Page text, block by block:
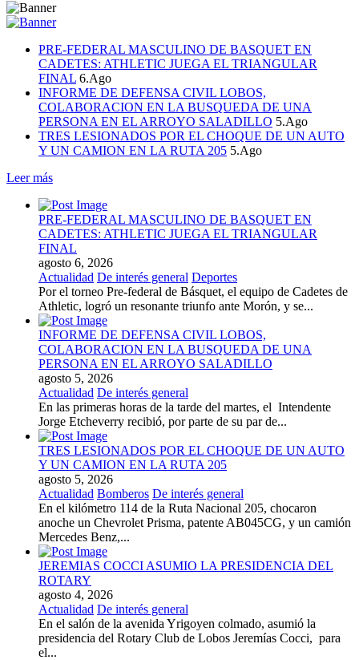
PRE-FEDERAL MASCULINO DE BASQUET EN
CADETES: ATHLETIC JUEGA EL TRIANGULAR
FINAL 6.Ago
INFORME DE DEFENSA CIVIL LOBOS,
COLABORACION EN LA BUSQUEDA DE UNA
PERSONA EN EL ARROYO SALADILLO 5.Ago
TRES LESIONADOS POR EL CHOQUE DE UN AUTO
Y UN CAMION EN LA RUTA 205 5.Ago
Leer más
PRE-FEDERAL MASCULINO DE BASQUET EN
CADETES: ATHLETIC JUEGA EL TRIANGULAR
FINAL
agosto 6, 2026
Actualidad De interés general Deportes
Por el torneo Pre-federal de Básquet, el equipo de Cadetes de
Athletic, logró un resonante triunfo ante Morón, y se...
INFORME DE DEFENSA CIVIL LOBOS,
COLABORACION EN LA BUSQUEDA DE UNA
PERSONA EN EL ARROYO SALADILLO
agosto 5, 2026
Actualidad De interés general
En las primeras horas de la tarde del martes, el Intendente
Jorge Etcheverry recibió, por parte de su par de...
TRES LESIONADOS POR EL CHOQUE DE UN AUTO
Y UN CAMION EN LA RUTA 205
agosto 5, 2026
Actualidad Bomberos De interés general
En el kilómetro 114 de la Ruta Nacional 205, chocaron
anoche un Chevrolet Prisma, patente AB045CG, y un camión
Mercedes Benz,...
JEREMIAS COCCI ASUMIO LA PRESIDENCIA DEL
ROTARY
agosto 4, 2026
Actualidad De interés general
En el salón de la avenida Yrigoyen colmado, asumió la
presidencia del Rotary Club de Lobos Jeremías Cocci, para
el...